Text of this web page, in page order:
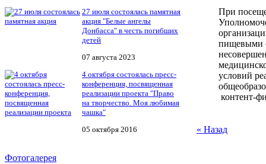
27 июля состоялась памятная
акция "Белые ангелы
Донбасса" в честь погибших
детей
07 августа 2023
4 октября состоялась пресс-
конференция, посвященная
реализации проекта "Право
на творчество. Моя любимая
чашка"
05 октября 2016
Фотогалерея
При
пищевыми
условий
контент-
« Назад